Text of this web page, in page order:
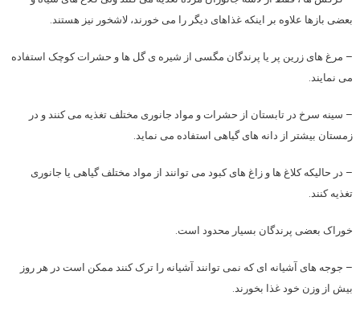
بعضی بازها علاوه بر اینکه غذاهای دیگر را می خورند، لاشخور نیز هستند.
– مرغ های زرین پر یا پرندگان مگسی از شیره ی گل ها و حشرات کوچک استفاده
می نمایند.
– سینه سرخ در تابستان از حشرات و مواد جانوری مختلف تغذیه می کنند و در
زمستان بیشتر از دانه های گیاهی استفاده می نماید.
– در حالیکه کلاغ ها و زاغ های کبود می توانند از مواد مختلف گیاهی یا جانوری
تغذیه کنند.
خوراک بعضی پرندگان بسیار محدود است.
– جوجه های آشیانه ای که نمی توانند آشیانه را ترک کنند ممکن است در هر روز
بیش از وزن خود غذا بخورند.